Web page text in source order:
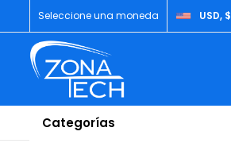
Seleccione una moneda USD, $
Categorías